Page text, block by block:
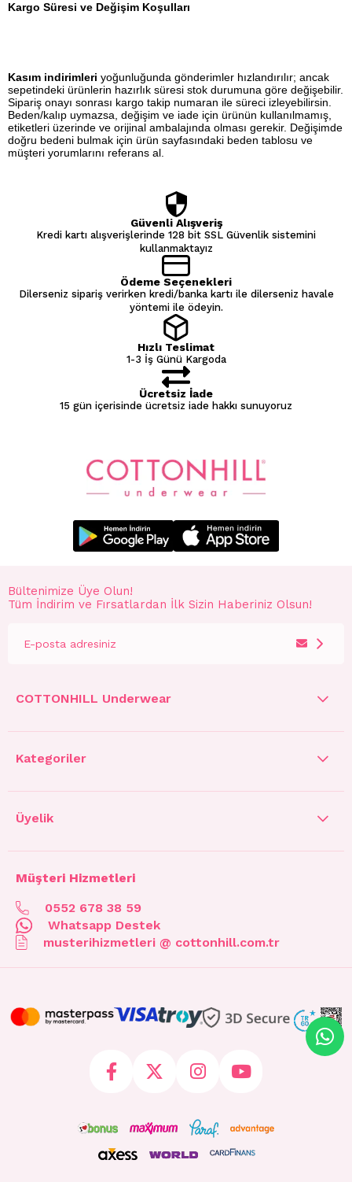
Kargo Süresi ve Değişim Koşulları
Kasım indirimleri yoğunluğunda gönderimler hızlandırılır; ancak
sepetindeki ürünlerin hazırlık süresi stok durumuna göre değişebilir.
Sipariş onayı sonrası kargo takip numaran ile süreci izleyebilirsin.
Beden/kalıp uymazsa, değişim ve iade için ürünün kullanılmamış,
etiketleri üzerinde ve orijinal ambalajında olması gerekir. Değişimde
doğru bedeni bulmak için ürün sayfasındaki beden tablosu ve
müşteri yorumlarını referans al.
Güvenli Alışveriş
Kredi kartı alışverişlerinde 128 bit SSL Güvenlik sistemini
kullanmaktayız
Ödeme Seçenekleri
Dilerseniz sipariş verirken kredi/banka kartı ile dilerseniz havale
yöntemi ile ödeyin.
Hızlı Teslimat
1-3 İş Günü Kargoda
Ücretsiz İade
15 gün içerisinde ücretsiz iade hakkı sunuyoruz
Bültenimize Üye Olun!
Tüm İndirim ve Fırsatlardan İlk Sizin Haberiniz Olsun!
COTTONHILL Underwear
Kategoriler
Üyelik
Müşteri Hizmetleri
0552 678 38 59
Whatsapp Destek
musterihizmetleri @ cottonhill.com.tr